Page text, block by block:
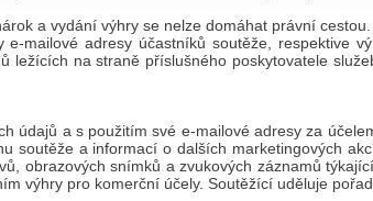
a vydání výhry se nelze domáhat právní cestou.
mailové adresy účastníků soutěže, respektive
na straně příslušného poskytovatele
údajů a s použitím své e-mailové adresy za
a informací o dalších marketingových
obrazových snímků a zvukových záznamů
výhry pro komerční účely. Soutěžící uděluje